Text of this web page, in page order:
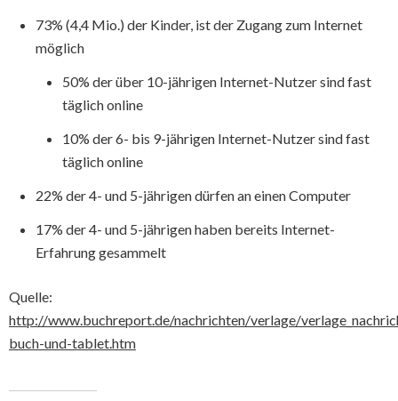
73% (4,4 Mio.) der Kinder, ist der Zugang zum Internet
möglich
50% der über 10-jährigen Internet-Nutzer sind fast
täglich online
10% der 6- bis 9-jährigen Internet-Nutzer sind fast
täglich online
22% der 4- und 5-jährigen dürfen an einen Computer
17% der 4- und 5-jährigen haben bereits Internet-
Erfahrung gesammelt
Quelle:
http://www.buchreport.de/nachrichten/verlage/
buch-und-tablet.htm